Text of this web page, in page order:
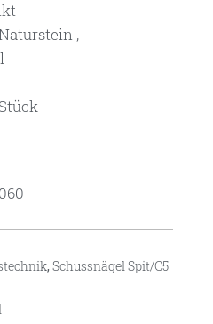
,
,Schussnägel Spit/C5